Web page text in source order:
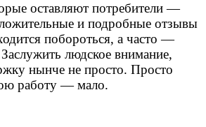
оставляют потребители —
и подробные отзывы
побороться, а часто —
людское внимание,
нынче не просто. Просто
работу — мало.